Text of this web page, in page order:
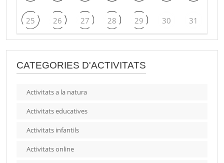
25 26 27 28 29 30 31
CATEGORIES D'ACTIVITATS
Activitats a la natura
Activitats educatives
Activitats infantils
Activitats online